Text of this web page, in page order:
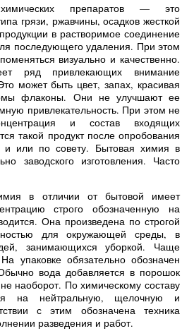
препаратов — это
грязи, ржавчины, осадков жесткой
в растворимое соединение
последующего удаления. При этом
визуально и качественно.
ряд привлекающих внимание
может быть цвет, запах, красивая
флаконы. Они не улучшают ее
привлекательность. При этом не
и состав входящих
такой продукт после опробования
и или по совету. Бытовая химия в
заводского изготовления. Часто
в отличии от бытовой имеет
строго обозначенную на
Она произведена по строгой
для окружающей среды, в
занимающихся уборкой. Чаще
упаковке обязательно обозначен
вода добавляется в порошок
наоборот. По химическому составу
на нейтральную, щелочную и
с этим обозначена техника
разведения и работ.